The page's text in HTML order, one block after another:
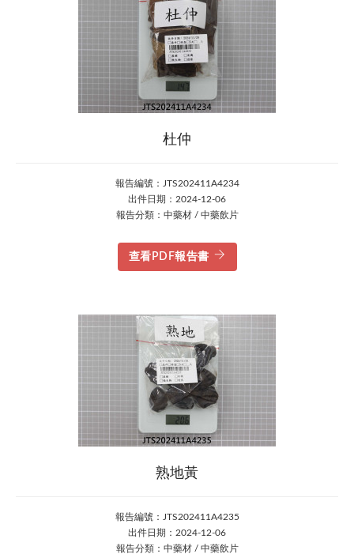
杜仲
報告編號：JTS202411A4234
出件日期：2024-12-06
報告分類：中藥材 / 中藥飲片
查看PDF報告書
熟地黃
報告編號：JTS202411A4235
出件日期：2024-12-06
報告分類：中藥材 / 中藥飲片